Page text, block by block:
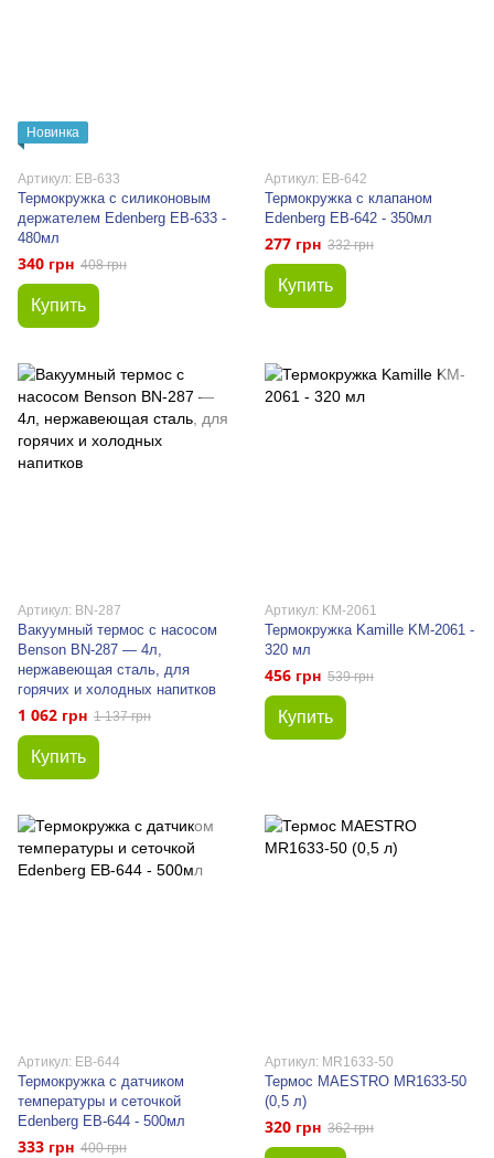
Новинка
Артикул: EB-633
Термокружка с силиконовым
держателем Edenberg EB-633 -
480мл
340 грн 408 грн
Купить
Артикул: EB-642
Термокружка с клапаном
Edenberg EB-642 - 350мл
277 грн 332 грн
Купить
Артикул: BN-287
Вакуумный термос с насосом
Benson BN‑287 — 4л,
нержавеющая сталь, для
горячих и холодных напитков
1 062 грн 1 137 грн
Купить
Артикул: KM-2061
Термокружка Kamille KM-2061 -
320 мл
456 грн 539 грн
Купить
Артикул: EB-644
Термокружка с датчиком
температуры и сеточкой
Edenberg EB-644 - 500мл
333 грн 400 грн
Артикул: MR1633-50
Термос MAESTRO MR1633-50
(0,5 л)
320 грн 362 грн